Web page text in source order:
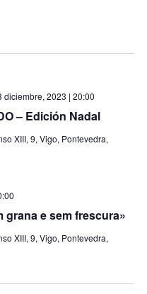
– Edición Nadal
diciembre, 2023 | 20:00
XIII, 9, Vigo, Pontevedra,
grana e sem frescura»
XIII, 9, Vigo, Pontevedra,